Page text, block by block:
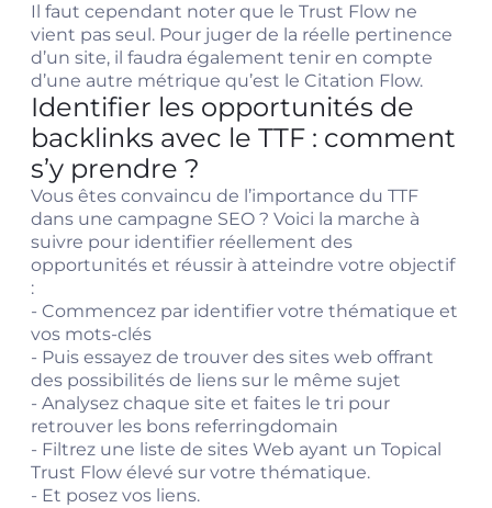
Il faut cependant noter que le Trust Flow ne
vient pas seul. Pour juger de la réelle pertinence
d’un site, il faudra également tenir en compte
d’une autre métrique qu’est le Citation Flow.
Identifier les opportunités de
backlinks avec le TTF : comment
s’y prendre ?
Vous êtes convaincu de l’importance du TTF
dans une campagne SEO ? Voici la marche à
suivre pour identifier réellement des
opportunités et réussir à atteindre votre objectif
:
- Commencez par identifier votre thématique et
vos mots-clés
- Puis essayez de trouver des sites web offrant
des possibilités de liens sur le même sujet
- Analysez chaque site et faites le tri pour
retrouver les bons referringdomain
- Filtrez une liste de sites Web ayant un Topical
Trust Flow élevé sur votre thématique.
- Et posez vos liens.